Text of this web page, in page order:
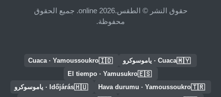
حقوق النشر © الطقس.online 2026. جميع الحقوق
محفوظة.
🇲🇾Cuaca · ياموسوكرو 🇮🇩
Cuaca · Yamoussoukro
🇪🇸
El tiempo · Yamusukro
🇹🇷
Hava durumu · Yamoussoukro
🇭🇺Időjárás · ياموسوكرو